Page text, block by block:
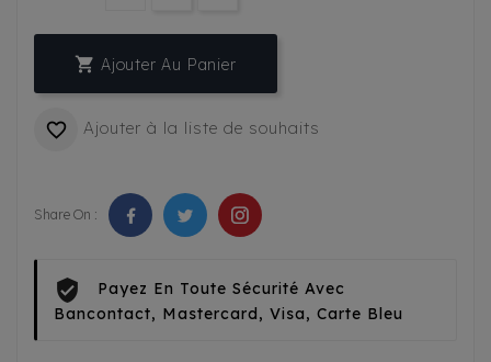
 Ajouter Au Panier
 Ajouter à la liste de souhaits
Share On :
Payez En Toute Sécurité Avec
Bancontact, Mastercard, Visa, Carte Bleu